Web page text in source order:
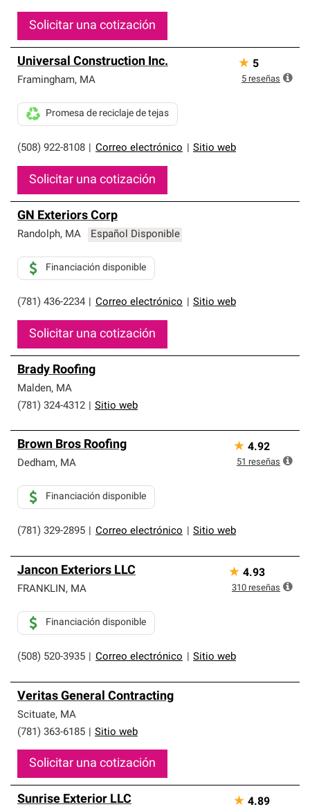
Solicitar una cotización
Universal Construction Inc.
Framingham, MA
(508) 922-8108 Correo electrónico Sitio web
Promesa de reciclaje de tejas
Solicitar una cotización
★ 5
5 reseñas
GN Exteriors Corp
Randolph, MA Español Disponible
(781) 436-2234 Correo electrónico Sitio web
Financiación disponible
Solicitar una cotización
Brady Roofing
Malden, MA
(781) 324-4312
Sitio web
Brown Bros Roofing
Dedham, MA
(781) 329-2895 Correo electrónico Sitio web
Financiación disponible
★ 4.92
51 reseñas
Jancon Exteriors LLC
FRANKLIN, MA
(508) 520-3935 Correo electrónico Sitio web
Financiación disponible
★ 4.93
310 reseñas
Veritas General Contracting
Scituate, MA
(781) 363-6185
Sitio web
Solicitar una cotización
Sunrise Exterior LLC ★ 4.89